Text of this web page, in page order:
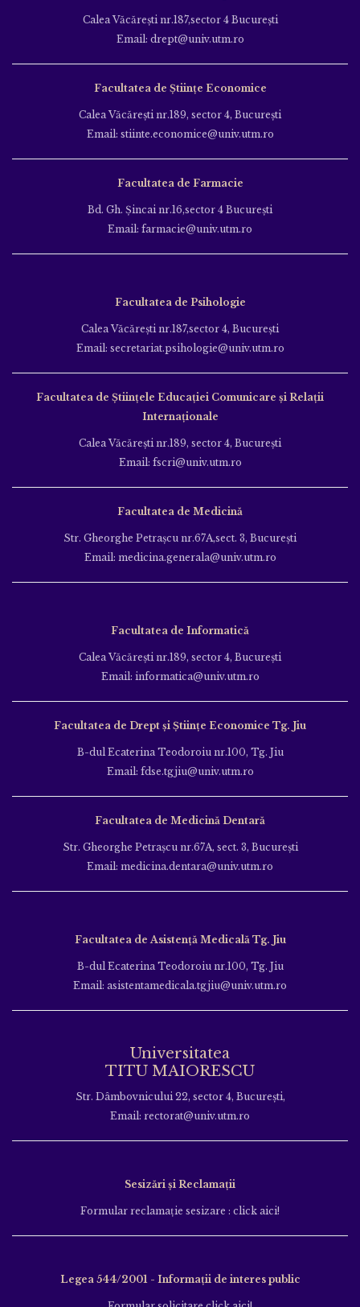
Calea Văcăreşti nr.187,sector 4 Bucureşti
Email: drept@univ.utm.ro
Facultatea de Științe Economice
Calea Văcăreşti nr.189, sector 4, Bucureşti
Email: stiinte.economice@univ.utm.ro
Facultatea de Farmacie
Bd. Gh. Şincai nr.16,sector 4 Bucureşti
Email: farmacie@univ.utm.ro
Facultatea de Psihologie
Calea Văcăreşti nr.187,sector 4, Bucureşti
Email: secretariat.psihologie@univ.utm.ro
Facultatea de Ştiinţele Educației Comunicare și Relații
Internaționale
Calea Văcăreşti nr.189, sector 4, Bucureşti
Email: fscri@univ.utm.ro
Facultatea de Medicină
Str. Gheorghe Petraşcu nr.67A,sect. 3, Bucureşti
Email: medicina.generala@univ.utm.ro
Facultatea de Informatică
Calea Văcăreşti nr.189, sector 4, Bucureşti
Email: informatica@univ.utm.ro
Facultatea de Drept și Științe Economice Tg. Jiu
B-dul Ecaterina Teodoroiu nr.100, Tg. Jiu
Email: fdse.tgjiu@univ.utm.ro
Facultatea de Medicină Dentară
Str. Gheorghe Petraşcu nr.67A, sect. 3, Bucureşti
Email: medicina.dentara@univ.utm.ro
Facultatea de Asistență Medicală Tg. Jiu
B-dul Ecaterina Teodoroiu nr.100, Tg. Jiu
Email: asistentamedicala.tgjiu@univ.utm.ro
Universitatea
TITU MAIORESCU
Str. Dâmbovnicului 22, sector 4, București,
Email: rectorat@univ.utm.ro
Sesizări și Reclamații
Formular reclamație sesizare : click aici!
Legea 544/2001 - Informații de interes public